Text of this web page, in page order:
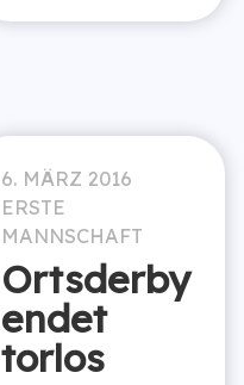
6. MÄRZ 2016
ERSTE
MANNSCHAFT
Ortsderby
endet
torlos